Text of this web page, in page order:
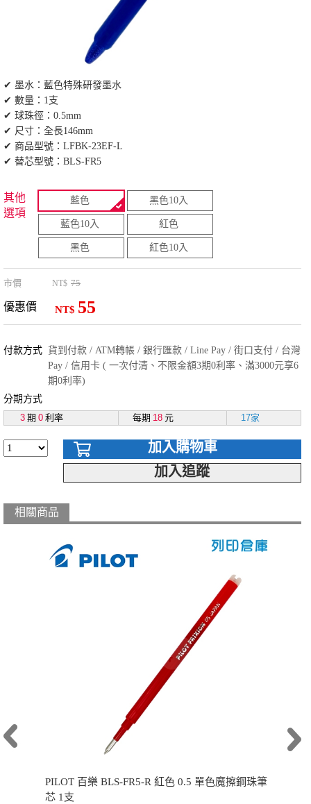
✔ 墨水：藍色特殊研發墨水
✔ 數量：1支
✔ 球珠徑：0.5mm
✔ 尺寸：全長146mm
✔ 商品型號：LFBK-23EF-L
✔ 替芯型號：BLS-FR5
其他
選項
藍色 黑色10入
藍色10入 紅色
黑色 紅色10入
市價 NT$ 75
優惠價 NT$ 55
付款方式 貨到付款 / ATM轉帳 / 銀行匯款 / Line Pay / 街口支付 / 台灣
Pay / 信用卡 ( 一次付清、不限金額3期0利率、滿3000元享6
期0利率)
分期方式
3 期 0 利率 每期 18 元 17家
加入購物車
加入追蹤
相關商品
PILOT 百樂 BLS-FR5-R 紅色 0.5 單色魔擦鋼珠筆
芯 1支